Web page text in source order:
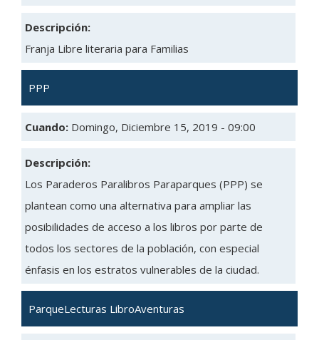
Descripción:
Franja Libre literaria para Familias
PPP
Cuando: Domingo, Diciembre 15, 2019 - 09:00
Descripción:
Los Paraderos Paralibros Paraparques (PPP) se
plantean como una alternativa para ampliar las
posibilidades de acceso a los libros por parte de
todos los sectores de la población, con especial
énfasis en los estratos vulnerables de la ciudad.
ParqueLecturas LibroAventuras